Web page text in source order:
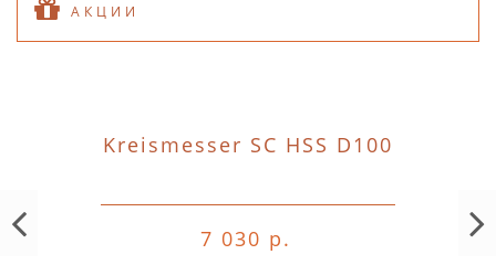
АКЦИИ
Kreismesser SC HSS D100
7 030 р.